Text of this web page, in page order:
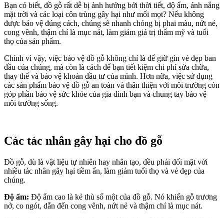
Bạn có biết, đồ gỗ rất dễ bị ảnh hưởng bởi thời tiết, độ ẩm, ánh nắng
mặt trời và các loại côn trùng gây hại như mối mọt? Nếu không
được bảo vệ đúng cách, chúng sẽ nhanh chóng bị phai màu, nứt nẻ,
cong vênh, thậm chí là mục nát, làm giảm giá trị thẩm mỹ và tuổi
thọ của sản phẩm.
Chính vì vậy, việc bảo vệ đồ gỗ không chỉ là để giữ gìn vẻ đẹp ban
đầu của chúng, mà còn là cách để bạn tiết kiệm chi phí sửa chữa,
thay thế và bảo vệ khoản đầu tư của mình. Hơn nữa, việc sử dụng
các sản phẩm bảo vệ đồ gỗ an toàn và thân thiện với môi trường còn
góp phần bảo vệ sức khỏe của gia đình bạn và chung tay bảo vệ
môi trường sống.
Các tác nhân gây hại cho đồ gỗ
Đồ gỗ, dù là vật liệu tự nhiên hay nhân tạo, đều phải đối mặt với
nhiều tác nhân gây hại tiềm ẩn, làm giảm tuổi thọ và vẻ đẹp của
chúng.
Độ ẩm: Độ ẩm cao là kẻ thù số một của đồ gỗ. Nó khiến gỗ trương
nở, co ngót, dẫn đến cong vênh, nứt nẻ và thậm chí là mục nát.